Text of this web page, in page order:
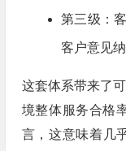
第三级：
客户意见
这套体系带来了
境整体服务合格
言，这意味着几